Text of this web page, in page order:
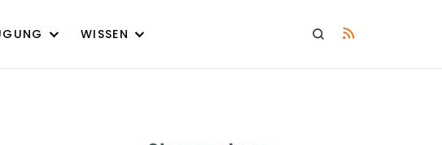
WISSEN